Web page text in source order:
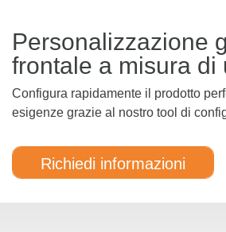
Personalizzazione
frontale a misura di
Configura rapidamente il prodotto
esigenze grazie al nostro tool di
Richiedi informazioni